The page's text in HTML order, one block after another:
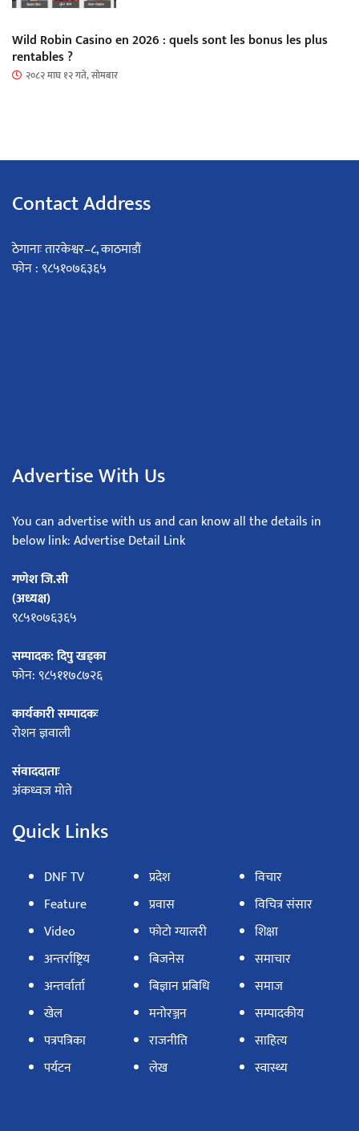
Wild Robin Casino en 2026 : quels sont les bonus les plus
rentables ?
२०८२ माघ १२ गते, सोमबार
Contact Address
ठेगानाः तारकेश्वर–८, काठमाडौं
फोन : ९८५१०७६३६५
Advertise With Us
You can advertise with us and can know all the details in
below link: Advertise Detail Link
गणेश जि.सी
(अध्यक्ष)
९८५१०७६३६५
सम्पादक: दिपु खड्का
फोन: ९८५११७८७२६
कार्यकारी सम्पादकः
रोशन ज्ञवाली
संवाददाताः
अंकध्वज मोते
Quick Links
DNF TV
Feature
Video
अन्तर्राष्ट्रिय
अन्तर्वार्ता
खेल
पत्रपत्रिका
पर्यटन
प्रदेश
प्रवास
फोटो ग्यालरी
बिजनेस
बिज्ञान प्रबिधि
मनोरञ्जन
राजनीति
लेख
विचार
विचित्र संसार
शिक्षा
समाचार
समाज
सम्पादकीय
साहित्य
स्वास्थ्य